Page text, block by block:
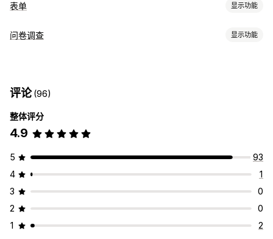
表单 显示功能
表单类型
自定义
电子邮件模板
电子邮件回复 数据导出 控制面板 表单限制 历史记录 分析
验证码
问卷调查 显示功能
客户满意度
提交管理
电子邮件 数据导出 验证码
评论(96)
整体评分
4.9
5
93
4
1
3
0
2
0
1
2